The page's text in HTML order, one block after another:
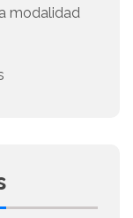
modalidad